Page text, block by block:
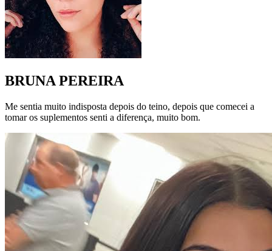
BRUNA PEREIRA
Me sentia muito indisposta depois do teino, depois que comecei a
tomar os suplementos senti a diferença, muito bom.